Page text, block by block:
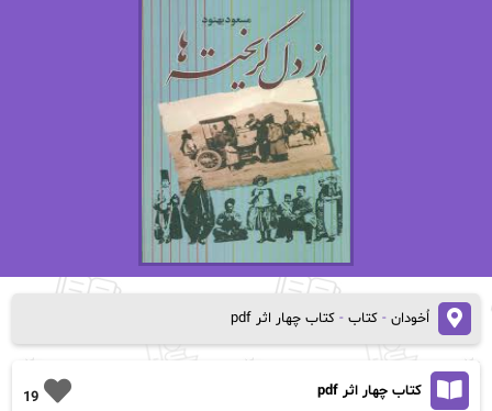
اُخودان- کتاب- کتاب چهار اثر pdf
19 کتاب چهار اثر pdf